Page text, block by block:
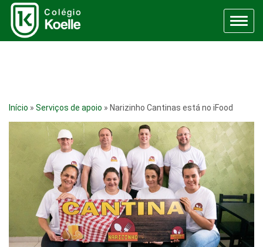
Menu
Início » Serviços de apoio » Narizinho Cantinas está no iFood